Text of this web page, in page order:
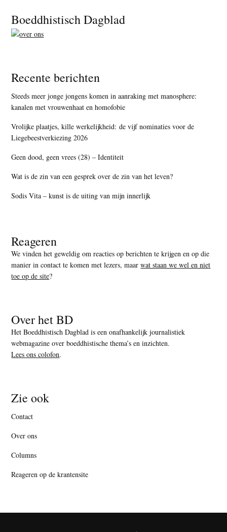
Footer
Boeddhistisch Dagblad
Recente berichten
Steeds meer jonge jongens komen in aanraking met manosphere:
kanalen met vrouwenhaat en homofobie
Vrolijke plaatjes, kille werkelijkheid: de vijf nominaties voor de
Liegebeestverkiezing 2026
Geen dood, geen vrees (28) – Identiteit
Wat is de zin van een gesprek over de zin van het leven?
Sodis Vita – kunst is de uiting van mijn innerlijk
Reageren
We vinden het geweldig om reacties op berichten te krijgen en op die
manier in contact te komen met lezers, maarwat staan we wel en niet
toe op de site?
Over het BD
Het Boeddhistisch Dagblad is een onafhankelijk journalistiek
webmagazine over boeddhistische thema’s en inzichten.
Lees ons colofon.
Zie ook
Contact
Over ons
Columns
Reageren op de krantensite